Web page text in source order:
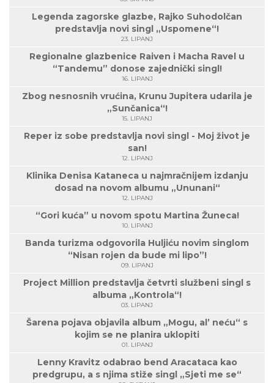
Legenda zagorske glazbe, Rajko Suhodolčan
predstavlja novi singl „Uspomene“!
23. LIPANJ
Regionalne glazbenice Raiven i Macha Ravel u
“Tandemu” donose zajednički singl!
16. LIPANJ
Zbog nesnosnih vrućina, Krunu Jupitera udarila je
„Sunčanica“!
15. LIPANJ
Reper iz sobe predstavlja novi singl - Moj život je
san!
12. LIPANJ
Klinika Denisa Kataneca u najmračnijem izdanju
dosad na novom albumu „Ununani“
12. LIPANJ
“Gori kuća” u novom spotu Martina Žuneca!
10. LIPANJ
Banda turizma odgovorila Huljiću novim singlom
“Nisan rojen da bude mi lipo”!
09. LIPANJ
Project Million predstavlja četvrti službeni singl s
albuma „Kontrola“!
03. LIPANJ
Šarena pojava objavila album „Mogu, al’ neću“ s
kojim se ne planira uklopiti
01. LIPANJ
Lenny Kravitz odabrao bend Aracataca kao
predgrupu, a s njima stiže singl „Sjeti me se“